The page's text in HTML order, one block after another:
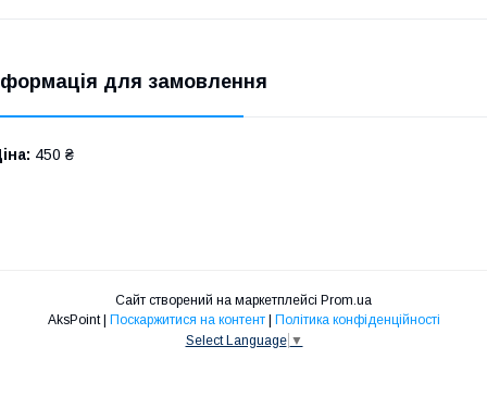
для замовлення
450 ₴
Сайт створений на маркетплейсі Prom.ua
AksPoint | Поскаржитися на контент | Політика конфіденційності
Select Language ▼